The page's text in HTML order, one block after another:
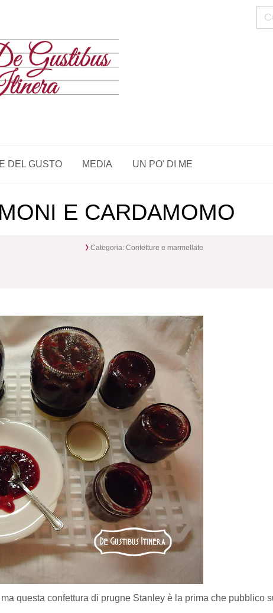
DEL GUSTO MEDIA UN PO' DI ME
E CARDAMOMO
Categoria: Confetture e marmellate
questa confettura di prugne Stanley è la prima che pubblico